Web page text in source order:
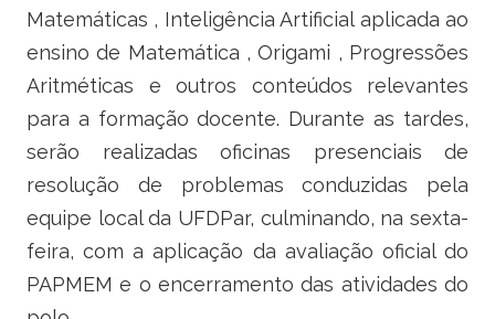
Matemáticas , Inteligência Artificial aplicada ao
ensino de Matemática , Origami , Progressões
Aritméticas e outros conteúdos relevantes
para a formação docente. Durante as tardes,
serão realizadas oficinas presenciais de
resolução de problemas conduzidas pela
equipe local da UFDPar, culminando, na sexta-
feira, com a aplicação da avaliação oficial do
PAPMEM e o encerramento das atividades do